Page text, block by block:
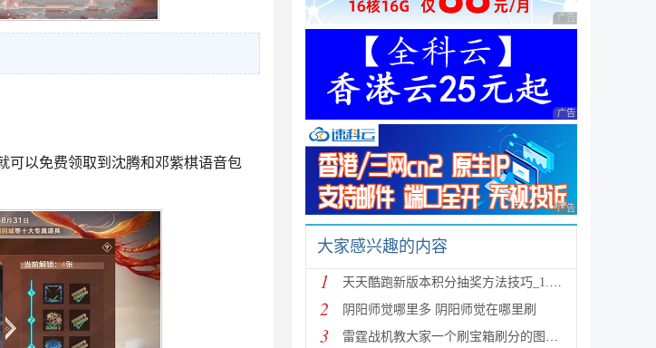
可以免费领取到沈腾和邓紫棋语音包
广告 商业广告，理性
广告 商业广告，理性
广告 商业广告，理性
大家感兴趣的内容
1 天天酷跑新版本积分抽奖方法技巧_1.0.8.0版新人物新坐
2 阴阳师觉哪里多 阴阳师觉在哪里刷
3 雷霆战机教大家一个刷宝箱刷分的图文教程